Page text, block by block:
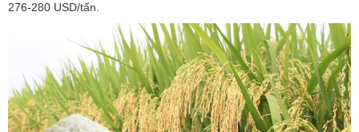
276-280 USD/tấn.